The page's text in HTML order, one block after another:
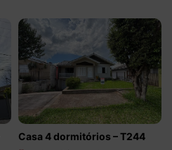
Casa 4 dormitórios – T244